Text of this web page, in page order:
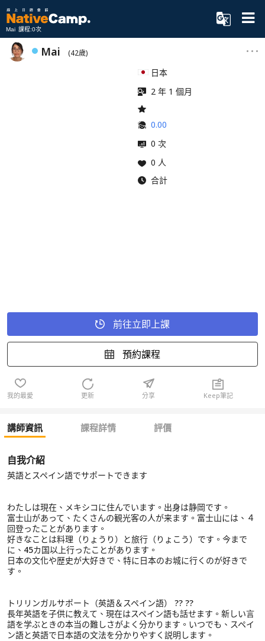
Mai 課程:0次
Mai (42歲)
日本
2 年 1 個月
0.00
0 次
0 人
合計
前往立即上課
預約課程
我的最愛 更新 分享 Keep筆記
講師資訊 課程詳情 評價
自我介紹
英語とスペイン語でサポートできます
わたしは現在、メキシコに住んでいます。出身は静岡です。
富士山があって、たくさんの観光客の人が来ます。富士山には、４
回登ったことがあります。
好きなことは料理（りょうり）と旅行（りょこう）です。今まで
に、45カ国以上行ったことがあります。
日本の文化や歴史が大好きで、特に日本のお城に行くのが好きで
す。
トリリンガルサポート（英語＆スペイン語） ?? ??
長年英語を子供に教えて、現在はスペイン語も話せます。新しい言
語を学ぶときの本当の難しさがよく分かります。いつでも、スペイ
ン語と英語で日本語の文法を分かりやすく説明します。